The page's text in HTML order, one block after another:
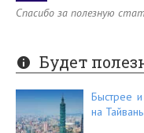
Спасибо за полезную
Будет
Быстрее
на